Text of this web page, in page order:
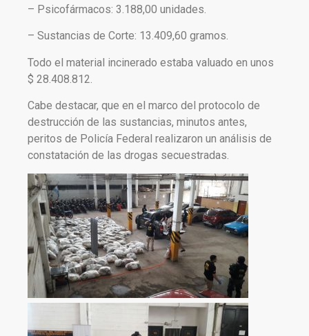
– Psicofármacos: 3.188,00 unidades.
– Sustancias de Corte: 13.409,60 gramos.
Todo el material incinerado estaba valuado en unos
$ 28.408.812.
Cabe destacar, que en el marco del protocolo de
destrucción de las sustancias, minutos antes,
peritos de Policía Federal realizaron un análisis de
constatación de las drogas secuestradas.